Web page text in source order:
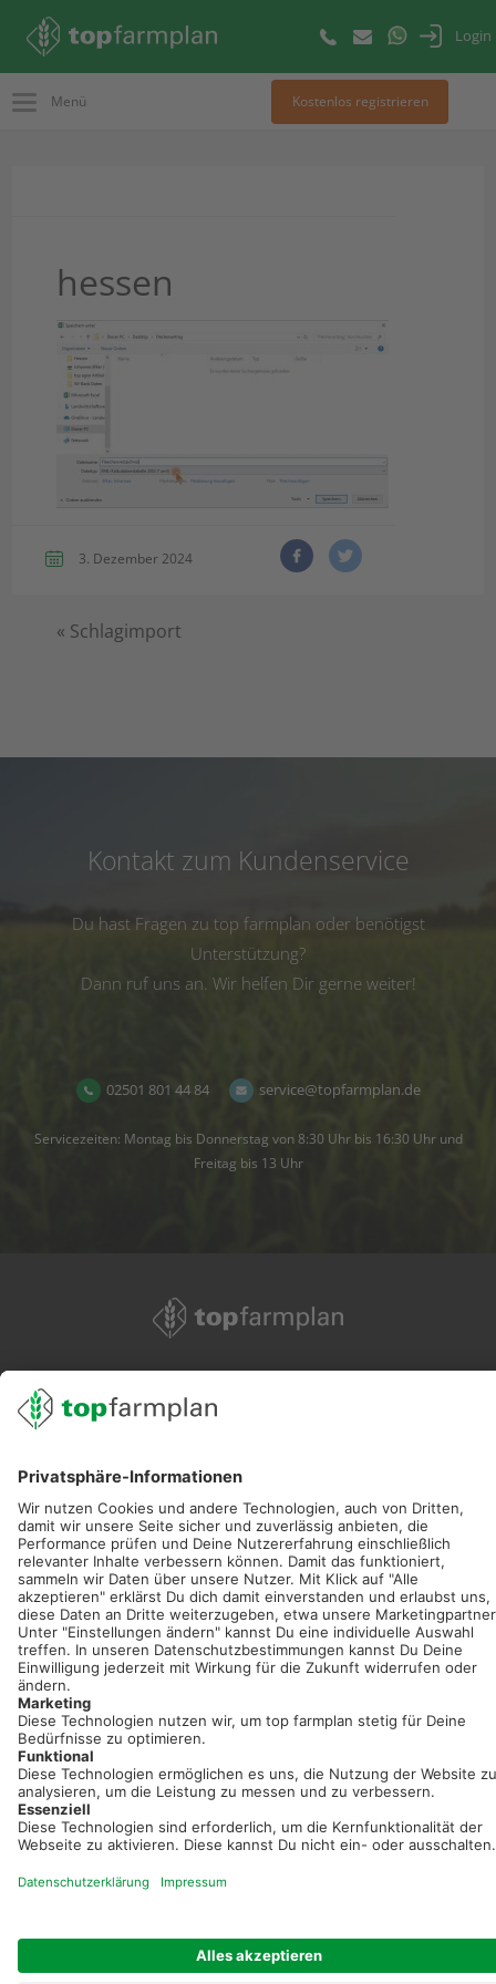
Login
Menü Kostenlos registrieren
hessen
3. Dezember 2024
« Schlagimport
Kontakt zum Kundenservice
Du hast Fragen zu top farmplan oder benötigst
Unterstützung?
Dann ruf uns an. Wir helfen Dir gerne weiter!
02501 801 44 84 service@topfarmplan.de
Servicezeiten: Montag bis Donnerstag von 8:30 Uhr bis 16:30 Uhr und
Freitag bis 13 Uhr
service@topfarmplan.de
Sei immer auf dem Laufenden!
Neue Features, spannende Tipps und hilfreiche Anleitungen!
Registriere dich kostenlos!
einfach und bequem!
Kostenlos registrieren & sofort starten
Impressum Kontakt & Hilfe